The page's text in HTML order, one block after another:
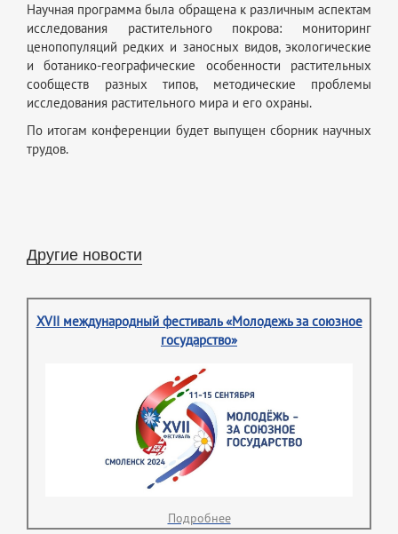
Научная программа была обращена к различным аспектам
исследования растительного покрова: мониторинг
ценопопуляций редких и заносных видов, экологические
и ботанико-географические особенности растительных
сообществ разных типов, методические проблемы
исследования растительного мира и его охраны.
По итогам конференции будет выпущен сборник научных
трудов.
Другие новости
XVII международный фестиваль «Молодежь за союзное
государство»
Подробнее